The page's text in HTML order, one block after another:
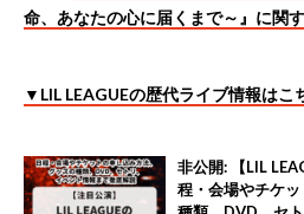
命、あなたの心に届くまで～』に関
▼LIL LEAGUEの歴代ライブ情報はこ
非公開: 【LIL
程・会場やチケ